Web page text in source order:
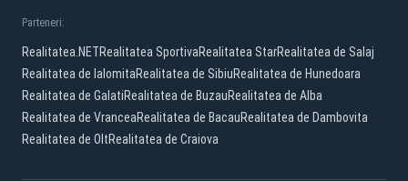
Parteneri:
Realitatea.NETRealitatea SportivaRealitatea StarRealitatea de Salaj
Realitatea de IalomitaRealitatea de SibiuRealitatea de Hunedoara
Realitatea de GalatiRealitatea de BuzauRealitatea de Alba
Realitatea de VranceaRealitatea de BacauRealitatea de Dambovita
Realitatea de OltRealitatea de Craiova